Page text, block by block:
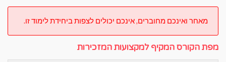
מאחר ואינכם מחוברים, אינכם יכולים לצפות ביחידת לימוד זו.
מפת הקורס המקיף למקצועות המזכירות